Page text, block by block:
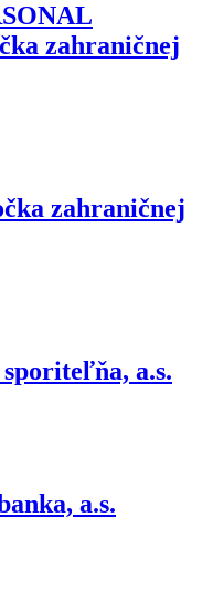
zahraničnej
zahraničnej
a.s.
a.s.